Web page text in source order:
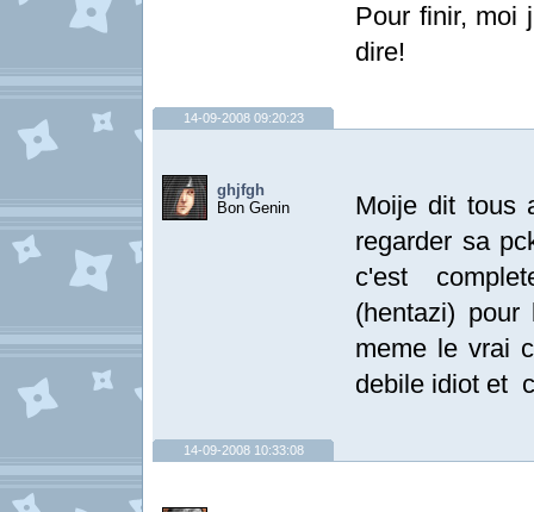
Pour finir, moi
dire!
14-09-2008 09:20:23
ghjfgh
Bon Genin
Moije dit tous
regarder sa
c'est
(hentazi)
meme le vrai
debile idiot et
14-09-2008 10:33:08